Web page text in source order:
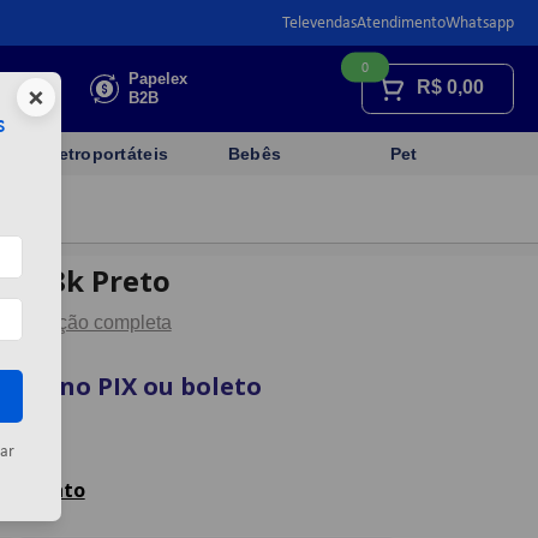
TelevendasAtendimentoWhatsapp
Faça sua
cotação
Papelex
B2B
R$ 0,00
0
Eletroportáteis Bebês Pet
8k Preto
Descrição completa
vista no PIX ou boleto
×